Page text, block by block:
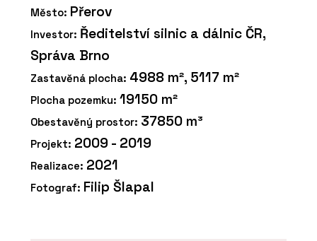
Město: Přerov
Investor: Ředitelství silnic a dálnic ČR,
Správa Brno
Zastavěná plocha: 4988 m², 5117 m²
Plocha pozemku: 19150 m²
Obestavěný prostor: 37850 m³
Projekt: 2009 - 2019
Realizace: 2021
Fotograf: Filip Šlapal